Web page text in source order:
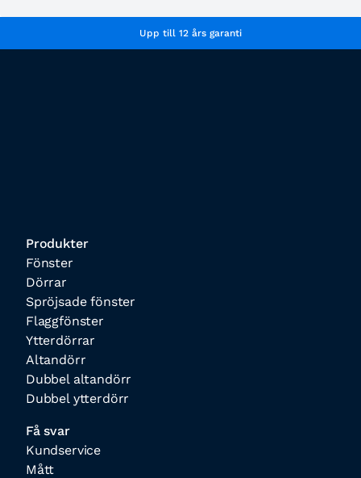
Upp till 12 års garanti
Produkter
Fönster
Dörrar
Spröjsade fönster
Flaggfönster
Ytterdörrar
Altandörr
Dubbel altandörr
Dubbel ytterdörr
Få svar
Kundservice
Mått